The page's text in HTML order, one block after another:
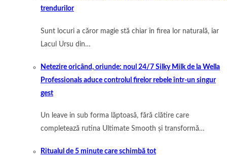
trendurilor
Sunt locuri a căror magie stă chiar în firea lor naturală, iar
Lacul Ursu din…
Netezire oricând, oriunde: noul 24/7 Silky Milk de la Wella
Professionals aduce controlul firelor rebele într-un singur
gest
Un leave in sub forma lăptoasă, fără clătire care
completează rutina Ultimate Smooth și transformă…
Ritualul de 5 minute care schimbă tot